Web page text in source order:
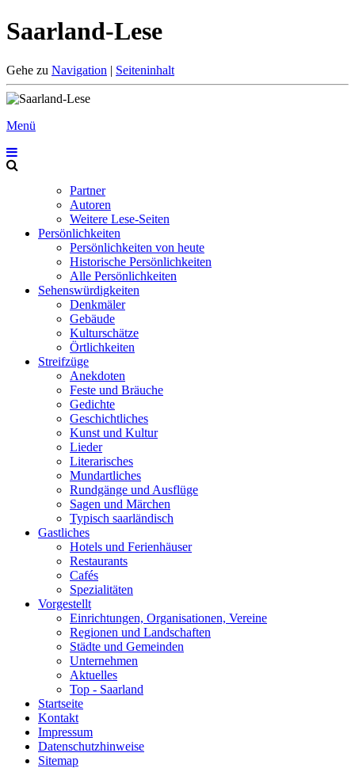
Saarland-Lese
Gehe zu Navigation | Seiteninhalt
Menü
Partner
Autoren
Weitere Lese-Seiten
Persönlichkeiten
Persönlichkeiten von heute
Historische Persönlichkeiten
Alle Persönlichkeiten
Sehenswürdigkeiten
Denkmäler
Gebäude
Kulturschätze
Örtlichkeiten
Streifzüge
Anekdoten
Feste und Bräuche
Gedichte
Geschichtliches
Kunst und Kultur
Lieder
Literarisches
Mundartliches
Rundgänge und Ausflüge
Sagen und Märchen
Typisch saarländisch
Gastliches
Hotels und Ferienhäuser
Restaurants
Cafés
Spezialitäten
Vorgestellt
Einrichtungen, Organisationen, Vereine
Regionen und Landschaften
Städte und Gemeinden
Unternehmen
Aktuelles
Top - Saarland
Startseite
Kontakt
Impressum
Datenschutzhinweise
Sitemap